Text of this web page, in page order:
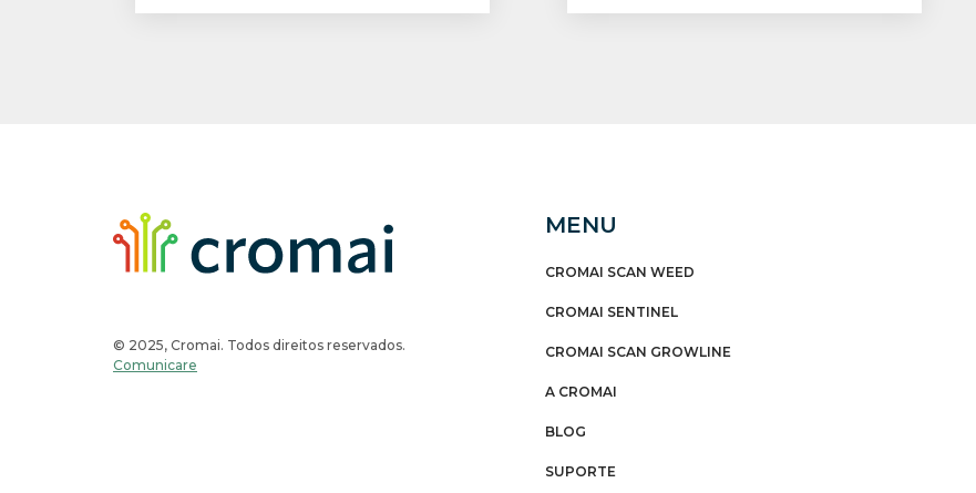
© 2025, Cromai. Todos direitos reservados.
Comunicare
MENU
CROMAI SCAN WEED
CROMAI SENTINEL
CROMAI SCAN GROWLINE
A CROMAI
BLOG
SUPORTE